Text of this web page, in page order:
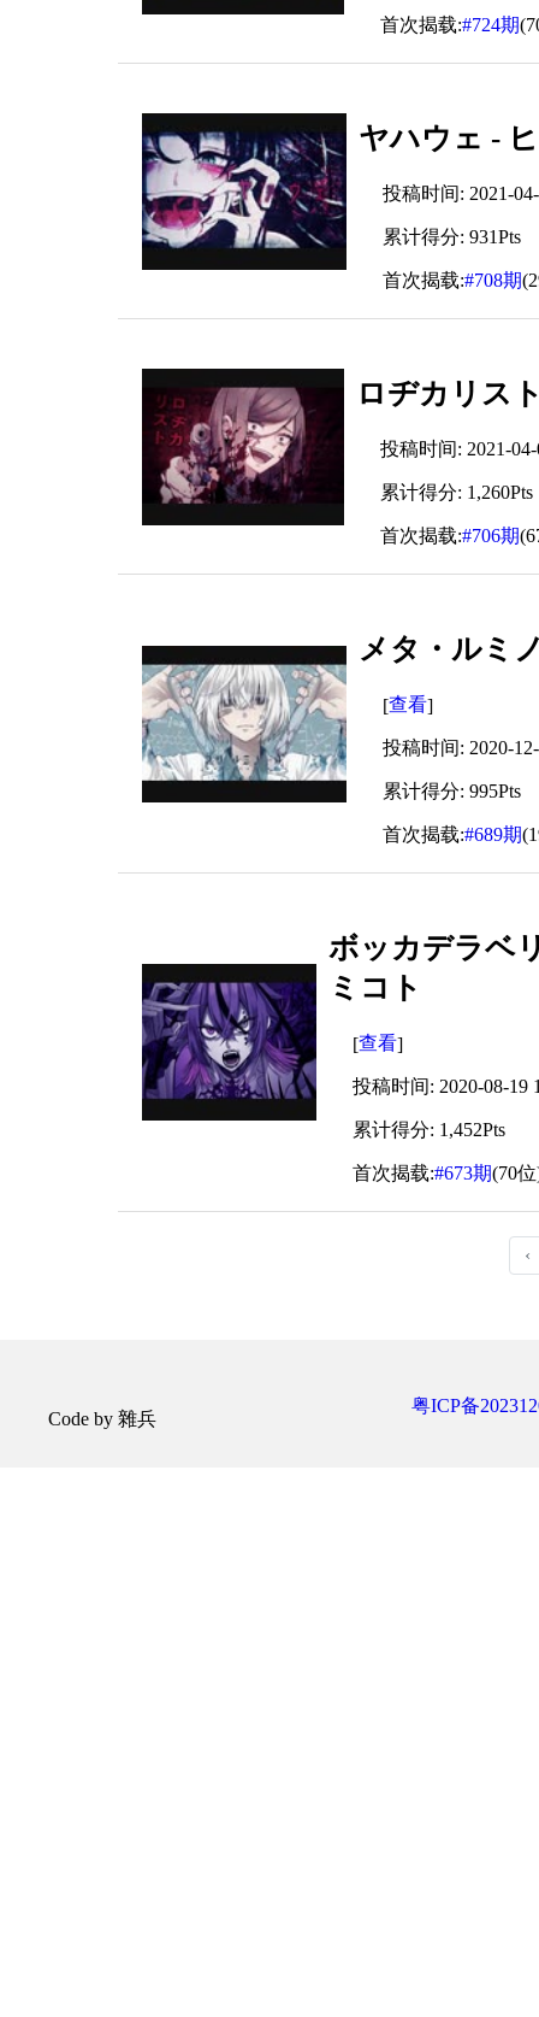
首次揭载:#724期
ヤハウェ -
投稿时间: 2021-
累计得分: 931Pts
首次揭载:#708期
ロヂカリス
投稿时间: 2021-04-
累计得分: 1,260Pts
首次揭载:#706期
メタ・ルミ
[查看]
投稿时间: 2020-
累计得分: 995Pts
首次揭载:#689期
ボッカデラベ
ミコト
[查看]
投稿时间: 2020-08-19
累计得分: 1,452Pts
首次揭载:#673期(70
‹
Code by 雜兵
粤ICP备